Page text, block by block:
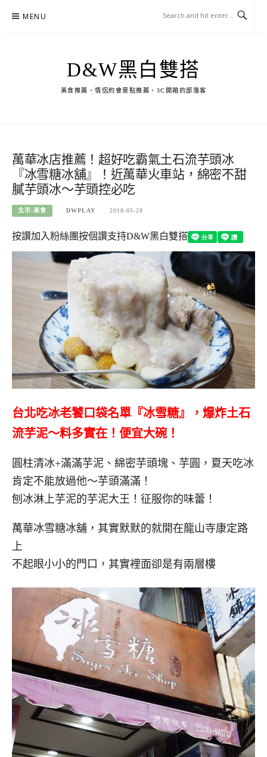
MENU
D&W黑白雙搭
美食推薦、情侶約會景點推薦、3C開箱的部落客
萬華冰店推薦！超好吃霸氣土石流芋頭冰
『冰雪糖冰舖』！近萬華火車站，綿密不甜
膩芋頭冰～芋頭控必吃
北市-美食 DWPLAY 2018-05-28
按讚加入粉絲團按個讚支持D&W黑白雙搭
台北吃冰老饕口袋名單『冰雪糖』，爆炸土石
流芋泥～料多實在！便宜大碗！
圓柱清冰+滿滿芋泥、綿密芋頭塊、芋圓，夏天吃冰
肯定不能放過他～芋頭滿滿！
刨冰淋上芋泥的芋泥大王！征服你的味蕾！
萬華冰雪糖冰舖，其實默默的就開在龍山寺康定路
上
不起眼小小的門口，其實裡面卻是有兩層樓